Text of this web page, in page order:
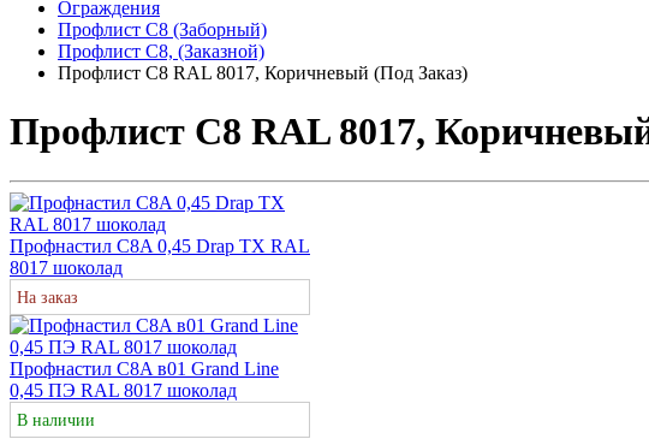
Ограждения
Профлист С8 (Заборный)
Профлист С8, (Заказной)
Профлист С8 RAL 8017, Коричневый (Под Заказ)
Профлист С8 RAL 8017,
Профнастил C8A 0,45 Drap TX RAL
8017 шоколад
На заказ
Профнастил С8A в01 Grand Line
0,45 ПЭ RAL 8017 шоколад
В наличии